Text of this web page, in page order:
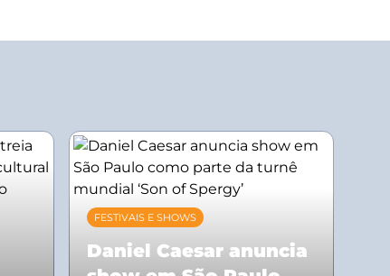
FESTIVAIS E SHOWS
Daniel Caesar anuncia